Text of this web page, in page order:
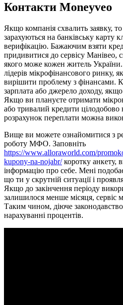
Контакти Moneyveo
Якщо компанія схвалить заявку,
зарахуються на банківську карту
верифікацію. Бажаючим взяти
придивитися до сервісу Манівео,
якого може кожен житель
лідерів мікрофінансового ринку,
вирішити проблему з фінансами.
зарплата або джерело доходу,
Якщо ви плануєте отримати
або тривалий кредити цілодобово
розрахунок переплати можна
Вище ви можете ознайомитися з
роботу МФО. Заповніть
https://www.alloraworld.com/
kupony-na-nojabr/коротку анкету,
інформацію про себе. Мені
що ти у скрутній ситуації і
Якщо до закінчення періоду
залишилося менше місяця, сервіс
Таким чином, діюче
нарахуванні процентів.